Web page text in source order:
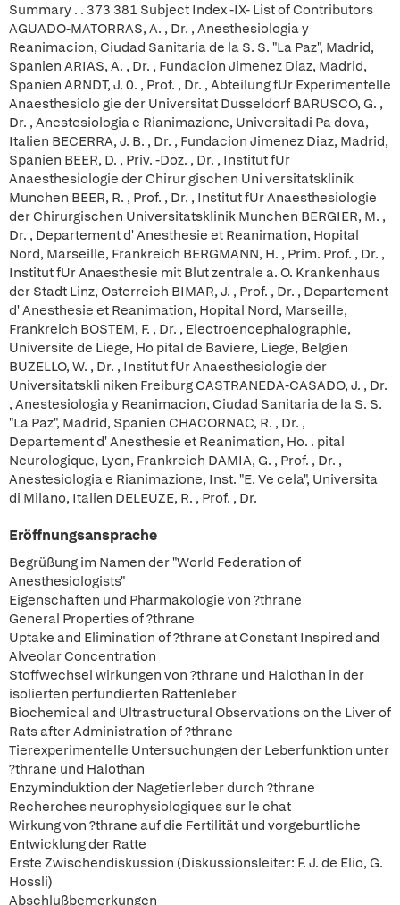
Summary . . 373 381 Subject Index -IX- List of Contributors
AGUADO-MATORRAS, A. , Dr. , Anesthesiologia y
Reanimacion, Ciudad Sanitaria de la S. S. "La Paz", Madrid,
Spanien ARIAS, A. , Dr. , Fundacion Jimenez Diaz, Madrid,
Spanien ARNDT, J. 0. , Prof. , Dr. , Abteilung fUr Experimentelle
Anaesthesiolo gie der Universitat Dusseldorf BARUSCO, G. ,
Dr. , Anestesiologia e Rianimazione, Universitadi Pa dova,
Italien BECERRA, J. B. , Dr. , Fundacion Jimenez Diaz, Madrid,
Spanien BEER, D. , Priv. -Doz. , Dr. , Institut fUr
Anaesthesiologie der Chirur gischen Uni versitatsklinik
Munchen BEER, R. , Prof. , Dr. , Institut fUr Anaesthesiologie
der Chirurgischen Universitatsklinik Munchen BERGIER, M. ,
Dr. , Departement d' Anesthesie et Reanimation, Hopital
Nord, Marseille, Frankreich BERGMANN, H. , Prim. Prof. , Dr. ,
Institut fUr Anaesthesie mit Blut zentrale a. O. Krankenhaus
der Stadt Linz, Osterreich BIMAR, J. , Prof. , Dr. , Departement
d' Anesthesie et Reanimation, Hopital Nord, Marseille,
Frankreich BOSTEM, F. , Dr. , Electroencephalographie,
Universite de Liege, Ho pital de Baviere, Liege, Belgien
BUZELLO, W. , Dr. , Institut fUr Anaesthesiologie der
Universitatskli niken Freiburg CASTRANEDA-CASADO, J. , Dr.
, Anestesiologia y Reanimacion, Ciudad Sanitaria de la S. S.
"La Paz", Madrid, Spanien CHACORNAC, R. , Dr. ,
Departement d' Anesthesie et Reanimation, Ho. . pital
Neurologique, Lyon, Frankreich DAMIA, G. , Prof. , Dr. ,
Anestesiologia e Rianimazione, Inst. "E. Ve cela", Universita
di Milano, Italien DELEUZE, R. , Prof. , Dr.
Eröffnungsansprache
Begrüßung im Namen der "World Federation of
Anesthesiologists"
Eigenschaften und Pharmakologie von ?thrane
General Properties of ?thrane
Uptake and Elimination of ?thrane at Constant Inspired and
Alveolar Concentration
Stoffwechsel wirkungen von ?thrane und Halothan in der
isolierten perfundierten Rattenleber
Biochemical and Ultrastructural Observations on the Liver of
Rats after Administration of ?thrane
Tierexperimentelle Untersuchungen der Leberfunktion unter
?thrane und Halothan
Enzyminduktion der Nagetierleber durch ?thrane
Recherches neurophysiologiques sur le chat
Wirkung von ?thrane auf die Fertilität und vorgeburtliche
Entwicklung der Ratte
Erste Zwischendiskussion (Diskussionsleiter: F. J. de Elio, G.
Hossli)
Abschlußbemerkungen